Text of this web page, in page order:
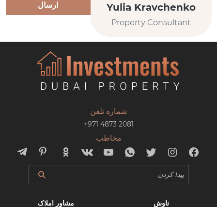
Yulia Kravchenko
Property Consultant
ارسال
شماره تلفن
+971 4873 2081
مخاطب
ناوش مشاور املاک